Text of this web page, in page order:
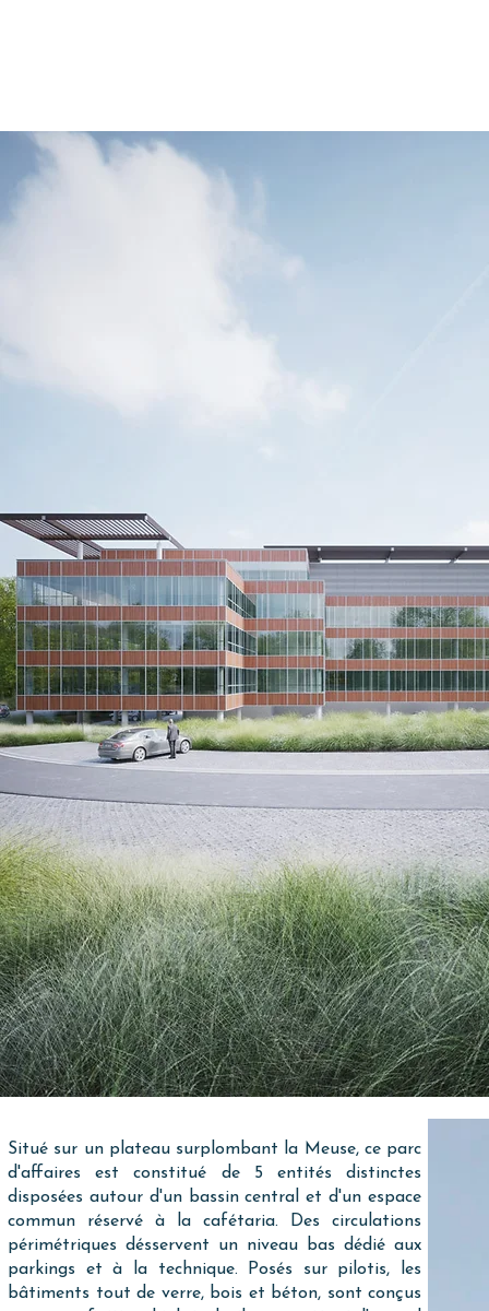
Situé sur un plateau surplombant la Meuse, ce parc
d'affaires est constitué de 5 entités distinctes
disposées autour d'un bassin central et d'un espace
commun réservé à la cafétaria. Des circulations
périmétriques désservent un niveau bas dédié aux
parkings et à la technique. Posés sur pilotis, les
bâtiments tout de verre, bois et béton, sont conçus